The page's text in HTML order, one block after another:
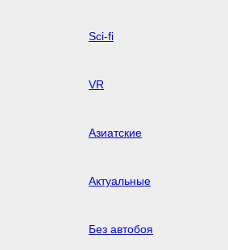
Sci-fi
VR
Азиатские
Актуальные
Без автобоя